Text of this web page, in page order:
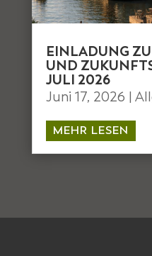
EINLADUNG
UND
JULI 2026
Juni 17, 2026 |
MEHR LESEN